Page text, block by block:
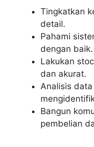
Tingkatkan
detail.
Pahami
dengan baik.
Lakukan
dan akurat.
Analisis
Bangun
pembelian